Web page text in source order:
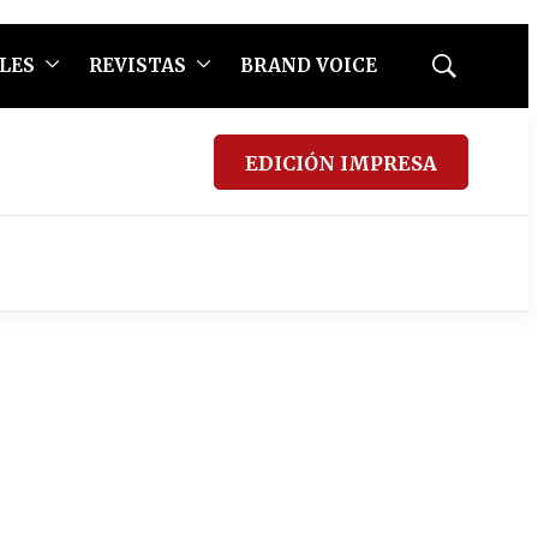
REVISTAS BRAND VOICE
Mostrar
EDICIÓN IMPRESA